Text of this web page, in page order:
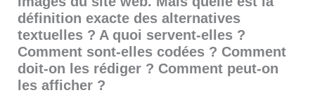
définition exacte des alternatives
textuelles ? A quoi servent-elles ?
Comment sont-elles codées ? Comment
doit-on les rédiger ? Comment peut-on
les afficher ?